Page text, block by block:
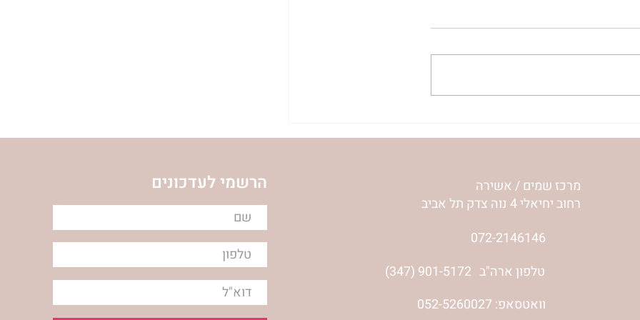
באב | הר'
אוהב" | ראש חודש אב
הרשמי לעדכונים
מרכז שמים / אשירה
רחוב יחיאלי 4 נוה צדק תל אביב
072-2146146
(347) 901-5172 טלפון ארה"ב
וואטסאפ: 052-5260027